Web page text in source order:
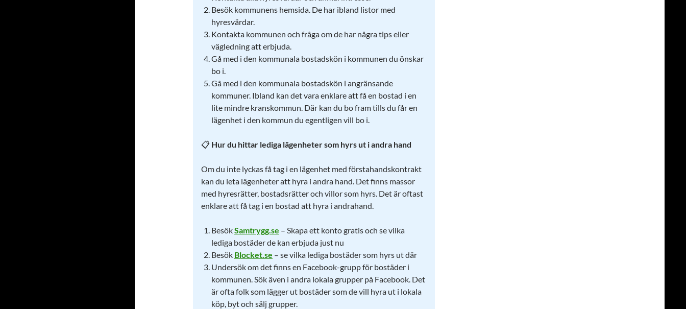
Besök kommunens hemsida. De har ibland listor med
hyresvärdar.
Kontakta kommunen och fråga om de har några tips eller
vägledning att erbjuda.
Gå med i den kommunala bostadskön i kommunen du önskar
bo i.
Gå med i den kommunala bostadskön i angränsande
kommuner. Ibland kan det vara enklare att få en bostad i en
lite mindre kranskommun. Där kan du bo fram tills du får en
lägenhet i den kommun du egentligen vill bo i.
📋 Hur du hittar lediga lägenheter som hyrs ut i andra hand
Om du inte lyckas få tag i en lägenhet med förstahandskontrakt
kan du leta lägenheter att hyra i andra hand. Det finns massor
med hyresrätter, bostadsrätter och villor som hyrs. Det är oftast
enklare att få tag i en bostad att hyra i andrahand.
BesökSamtrygg.se – Skapa ett konto gratis och se vilka
lediga bostäder de kan erbjuda just nu
Besök Blocket.se – se vilka lediga bostäder som hyrs ut där
Undersök om det finns en Facebook-grupp för bostäder i
kommunen. Sök även i andra lokala grupper på Facebook. Det
är ofta folk som lägger ut bostäder som de vill hyra ut i lokala
köp, byt och sälj grupper.